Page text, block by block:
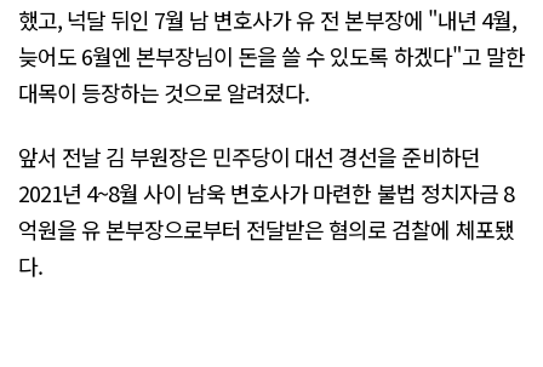
했고, 넉달 뒤인 7월 남 변호사가 유 전 본부장에 "내년 4월,
늦어도 6월엔 본부장님이 돈을 쓸 수 있도록 하겠다"고 말한
대목이 등장하는 것으로 알려졌다.
앞서 전날 김 부원장은 민주당이 대선 경선을 준비하던
2021년 4~8월 사이 남욱 변호사가 마련한 불법 정치자금 8
억원을 유 본부장으로부터 전달받은 혐의로 검찰에 체포됐
다.